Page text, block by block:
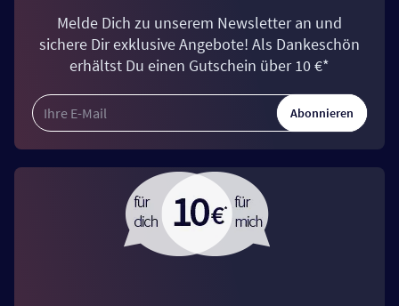
Melde Dich zu unserem Newsletter an und
sichere Dir exklusive Angebote! Als Dankeschön
erhältst Du einen Gutschein über 10 €*
Abonnieren